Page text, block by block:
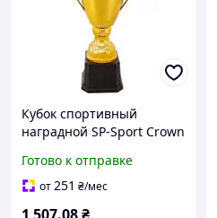
Кубок спортивный
наградной SP-Sport Crown
h-45см,b-22см,d
чаши-13см, цвета в
Готово к отправке
от251 ₴/мес